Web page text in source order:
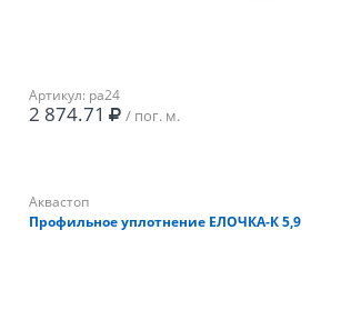
Артикул: pa24
2 874.71 / пог. м.
Аквастоп
Профильное уплотнение ЕЛОЧКА-К 5,9